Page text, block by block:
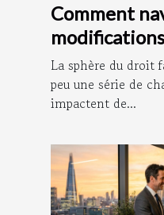
Comment
droit familial
La sphère du droit
peu une série de
impactent de...